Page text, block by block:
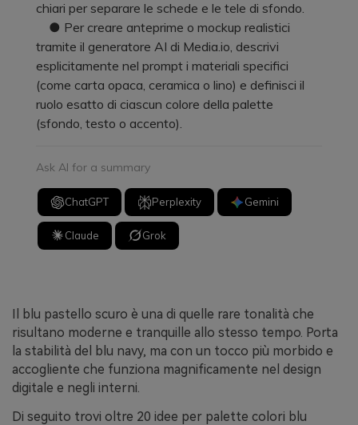
chiari per separare le schede e le tele di sfondo.
● Per creare anteprime o mockup realistici
tramite il generatore AI di Media.io, descrivi
esplicitamente nel prompt i materiali specifici
(come carta opaca, ceramica o lino) e definisci il
ruolo esatto di ciascun colore della palette
(sfondo, testo o accento).
Ask AI for a summary
ChatGPT Perplexity Gemini
Claude Grok
Il blu pastello scuro è una di quelle rare tonalità che
risultano moderne e tranquille allo stesso tempo. Porta
la stabilità del blu navy, ma con un tocco più morbido e
accogliente che funziona magnificamente nel design
digitale e negli interni.
Di seguito trovi oltre 20 idee per palette colori blu